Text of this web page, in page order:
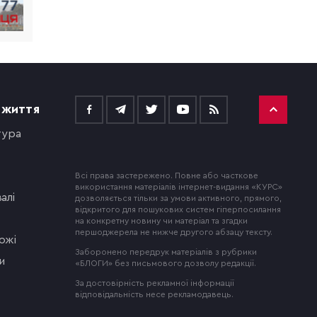
Всі права застережено. Повне або часткове
використання матеріалів інтернет-видання «КУРС»
дозволяється тільки за умови активного, прямого,
відкритого для пошукових систем гіперпосилання
на конкретну новину чи матеріал та згадки
першоджерела не нижче другого абзацу тексту.
Заборонено передрук матеріалів з рубрики
«БЛОГИ» без письмового дозволу редакції.
За достовірність рекламної інформації
відповідальність несе рекламодавець.